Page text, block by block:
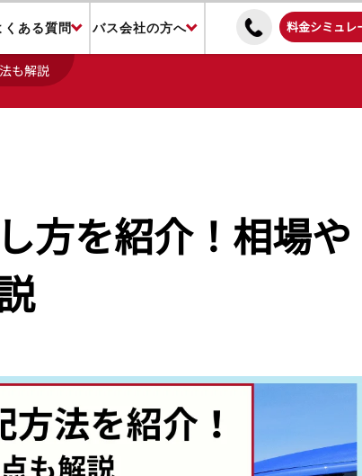
くある質問 バス会社の方へ 料金シミュレ
も解説
方を紹介！相場や